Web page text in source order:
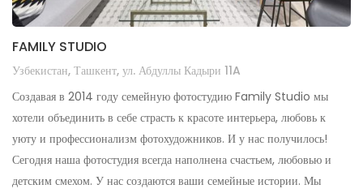
FAMILY STUDIO
Узбекистан, Ташкент, ул. Абдуллы Кадыри 11A
Создавая в 2014 году семейную фотостудию Family Studio мы
хотели объединить в себе страсть к красоте интерьера, любовь к
уюту и профессионализм фотохудожников. И у нас получилось!
Сегодня наша фотостудия всегда наполнена счастьем, любовью и
детским смехом. У нас создаются ваши семейные истории. Мы